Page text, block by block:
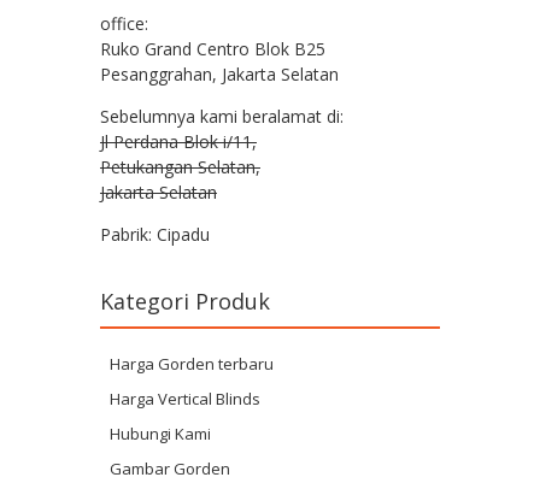
office:
Ruko Grand Centro Blok B25
Pesanggrahan, Jakarta Selatan
Sebelumnya kami beralamat di:
Jl Perdana Blok i/11,
Petukangan Selatan,
Jakarta Selatan
Pabrik: Cipadu
Kategori Produk
Harga Gorden terbaru
Harga Vertical Blinds
Hubungi Kami
Gambar Gorden